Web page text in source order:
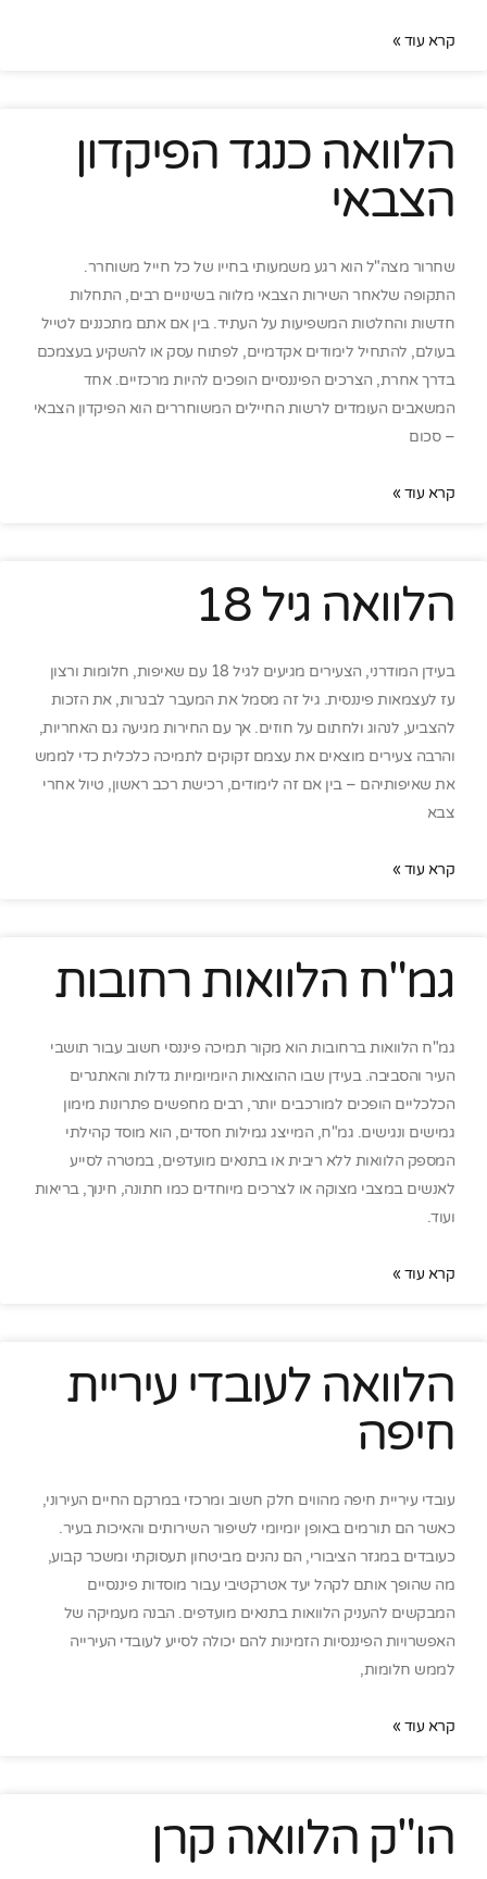
קרא עוד »
הלוואה כנגד הפיקדון
הצבאי
שחרור מצה"ל הוא רגע משמעותי בחייו של כל חייל משוחרר.
התקופה שלאחר השירות הצבאי מלווה בשינויים רבים, התחלות
חדשות והחלטות המשפיעות על העתיד. בין אם אתם מתכננים לטייל
בעולם, להתחיל לימודים אקדמיים, לפתוח עסק או להשקיע בעצמכם
בדרך אחרת, הצרכים הפיננסיים הופכים להיות מרכזיים. אחד
המשאבים העומדים לרשות החיילים המשוחררים הוא הפיקדון הצבאי
– סכום
קרא עוד »
הלוואה גיל 18
בעידן המודרני, הצעירים מגיעים לגיל 18 עם שאיפות, חלומות ורצון
עז לעצמאות פיננסית. גיל זה מסמל את המעבר לבגרות, את הזכות
להצביע, לנהוג ולחתום על חוזים. אך עם החירות מגיעה גם האחריות,
והרבה צעירים מוצאים את עצמם זקוקים לתמיכה כלכלית כדי לממש
את שאיפותיהם – בין אם זה לימודים, רכישת רכב ראשון, טיול אחרי
צבא
קרא עוד »
גמ"ח הלוואות רחובות
גמ"ח הלוואות ברחובות הוא מקור תמיכה פיננסי חשוב עבור תושבי
העיר והסביבה. בעידן שבו ההוצאות היומיומיות גדלות והאתגרים
הכלכליים הופכים למורכבים יותר, רבים מחפשים פתרונות מימון
גמישים ונגישים. גמ"ח, המייצג גמילות חסדים, הוא מוסד קהילתי
המספק הלוואות ללא ריבית או בתנאים מועדפים, במטרה לסייע
לאנשים במצבי מצוקה או לצרכים מיוחדים כמו חתונה, חינוך, בריאות
ועוד.
קרא עוד »
הלוואה לעובדי עיריית
חיפה
עובדי עיריית חיפה מהווים חלק חשוב ומרכזי במרקם החיים העירוני,
כאשר הם תורמים באופן יומיומי לשיפור השירותים והאיכות בעיר.
כעובדים במגזר הציבורי, הם נהנים מביטחון תעסוקתי ומשכר קבוע,
מה שהופך אותם לקהל יעד אטרקטיבי עבור מוסדות פיננסיים
המבקשים להעניק הלוואות בתנאים מועדפים. הבנה מעמיקה של
האפשרויות הפיננסיות הזמינות להם יכולה לסייע לעובדי העירייה
לממש חלומות,
קרא עוד »
הו"ק הלוואה קרן